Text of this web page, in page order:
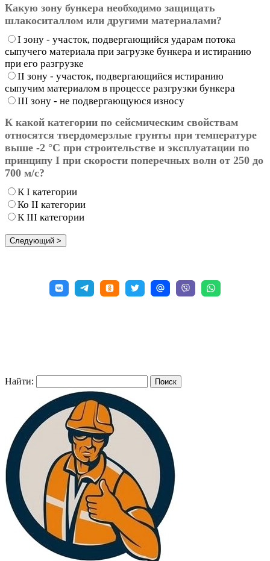
Какую зону бункера необходимо защищать
шлакоситаллом или другими материалами?
I зону - участок, подвергающийся ударам потока
сыпучего материала при загрузке бункера и истиранию
при его разгрузке
II зону - участок, подвергающийся истиранию
сыпучим материалом в процессе разгрузки бункера
III зону - не подвергающуюся износу
К какой категории по сейсмическим свойствам
относятся твердомерзлые грунты при температуре
выше -2 °С при строительстве и эксплуатации по
принципу I при скорости поперечных волн от 250 до
700 м/с?
К I категории
Ко II категории
К III категории
Найти: